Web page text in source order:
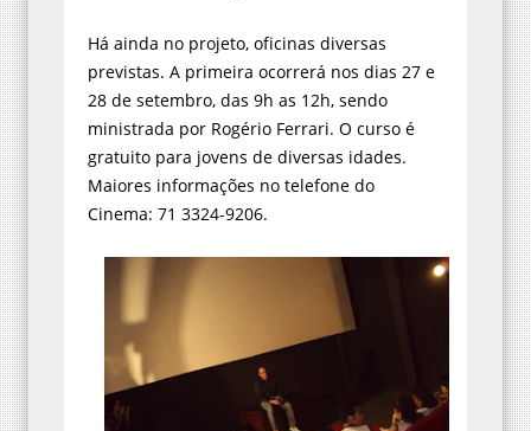
Há ainda no projeto, oficinas diversas
previstas. A primeira ocorrerá nos dias 27 e
28 de setembro, das 9h as 12h, sendo
ministrada por Rogério Ferrari. O curso é
gratuito para jovens de diversas idades.
Maiores informações no telefone do
Cinema: 71 3324-9206.